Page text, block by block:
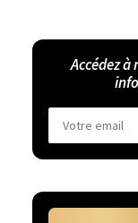
Accédez à